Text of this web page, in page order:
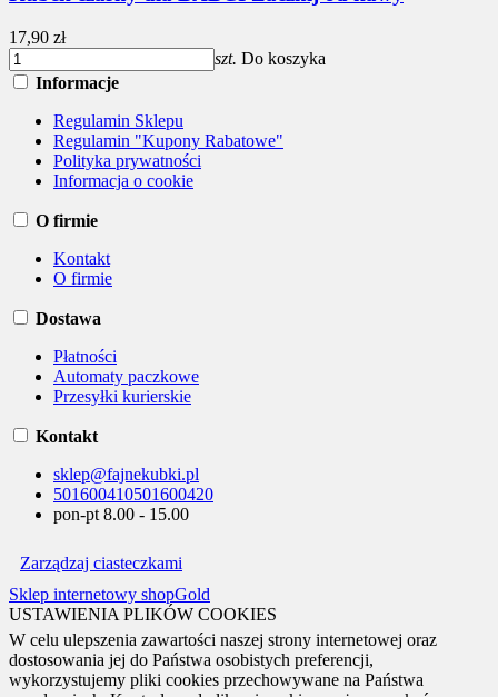
17,90 zł
szt. Do koszyka
Informacje
Regulamin Sklepu
Regulamin "Kupony Rabatowe"
Polityka prywatności
Informacja o cookie
O firmie
Kontakt
O firmie
Dostawa
Płatności
Automaty paczkowe
Przesyłki kurierskie
Kontakt
sklep@fajnekubki.pl
501600410501600420
pon-pt 8.00 - 15.00
Zarządzaj ciasteczkami
Sklep internetowy shopGold
USTAWIENIA PLIKÓW COOKIES
W celu ulepszenia zawartości naszej strony internetowej oraz
dostosowania jej do Państwa osobistych preferencji,
wykorzystujemy pliki cookies przechowywane na Państwa